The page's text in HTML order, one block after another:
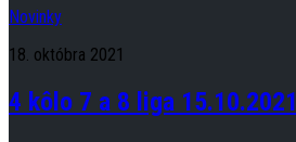
Novinky
18. októbra 2021
4 kôlo 7 a 8 liga 15.10.2021